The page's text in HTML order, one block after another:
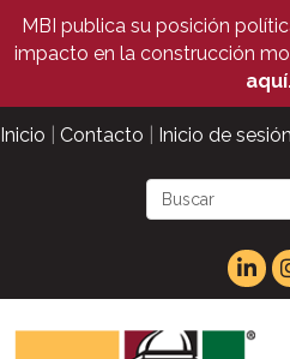
MBI publica su posición
impacto en la construcción
Inicio Contacto Inicio de sesión